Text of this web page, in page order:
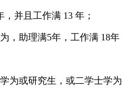
，并且工作满 13 年；
，助理满5年，工作满 18年
学为或研究生，或二学士学为